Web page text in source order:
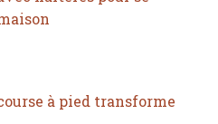
à pied transforme